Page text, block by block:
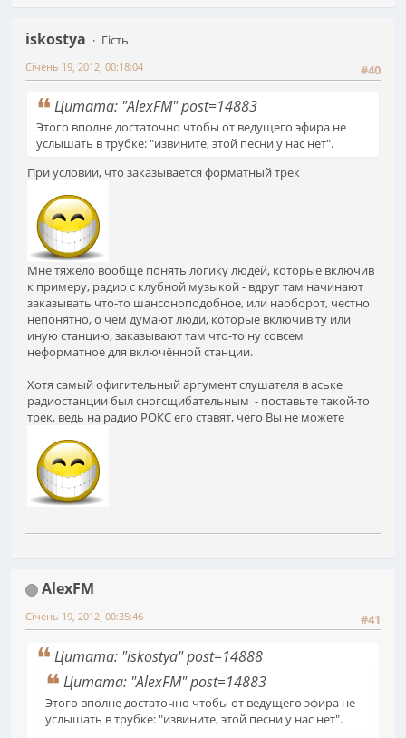
iskostya
Гість
#40
Січень 19, 2012, 00:18:04
Цитата: "AlexFM" post=14883
Этого вполне достаточно чтобы от ведущего эфира не
услышать в трубке: "извините, этой песни у нас нет".
При условии, что заказывается форматный трек
Мне тяжело вообще понять логику людей, которые включив
к примеру, радио с клубной музыкой - вдруг там начинают
заказывать что-то шансоноподобное, или наоборот, честно
непонятно, о чём думают люди, которые включив ту или
иную станцию, заказывают там что-то ну совсем
неформатное для включённой станции.
Хотя самый офигительный аргумент слушателя в аське
радиостанции был сногсщибательным - поставьте такой-то
трек, ведь на радио РОКС его ставят, чего Вы не можете
AlexFM
#41
Січень 19, 2012, 00:35:46
Цитата: "iskostya" post=14888
Цитата: "AlexFM" post=14883
Этого вполне достаточно чтобы от ведущего эфира не
услышать в трубке: "извините, этой песни у нас нет".